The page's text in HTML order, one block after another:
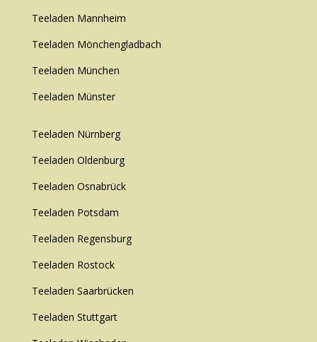
Teeladen Mannheim
Teeladen Mönchengladbach
Teeladen München
Teeladen Münster
Teeladen Nürnberg
Teeladen Oldenburg
Teeladen Osnabrück
Teeladen Potsdam
Teeladen Regensburg
Teeladen Rostock
Teeladen Saarbrücken
Teeladen Stuttgart